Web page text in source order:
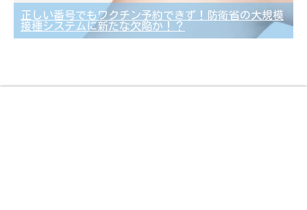
正しい番号でもワクチン予約できず！防衛省の大規模
接種システムに新たな欠陥か！？